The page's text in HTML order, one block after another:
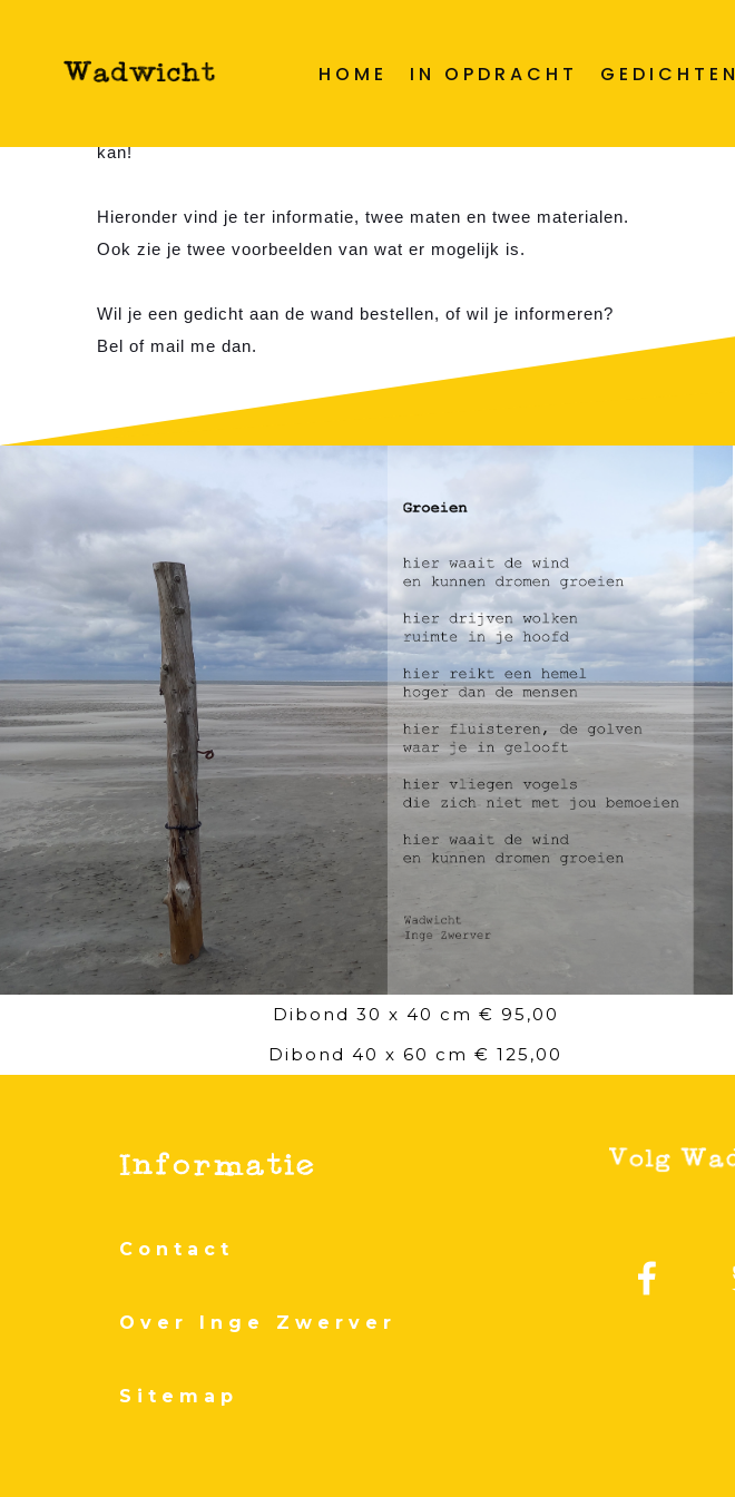
HOME IN OPDRACHT GEDICHTEN
kan!
Hieronder vind je ter informatie, twee maten en twee materialen.
Ook zie je twee voorbeelden van wat er mogelijk is.
Wil je een gedicht aan de wand bestellen, of wil je informeren?
Bel of mail me dan.
Dibond 30 x 40 cm € 95,00
Dibond 40 x 60 cm € 125,00
Contact
Over Inge Zwerver
Sitemap